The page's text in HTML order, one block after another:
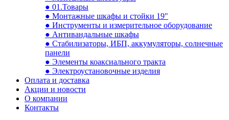
● 01.Товары
● Монтажные шкафы и стойки 19"
● Инструменты и измерительное оборудование
● Антивандальные шкафы
● Стабилизаторы, ИБП, аккумуляторы, солнечные
панели
● Элементы коаксиального тракта
● Электроустановочные изделия
Оплата и доставка
Акции и новости
О компании
Контакты